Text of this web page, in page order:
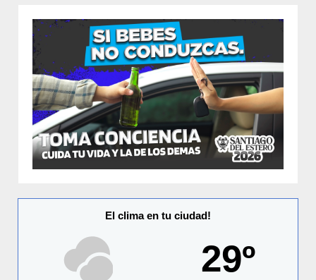
El clima en tu ciudad!
29º